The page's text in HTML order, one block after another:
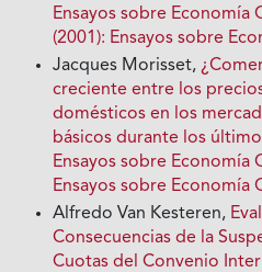
Ensayos sobre Economía
(2001): Ensayos sobre
Jacques Morisset,
creciente entre los
domésticos en los
básicos durante los
Ensayos sobre Economía
Ensayos sobre Economía
Alfredo Van Kesteren,
Consecuencias de la
Cuotas del Convenio